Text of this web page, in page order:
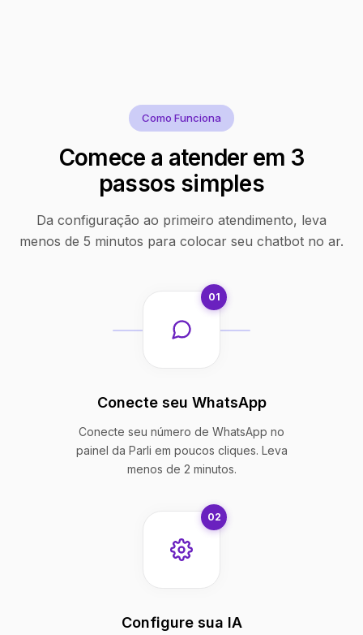
Como Funciona
Comece a atender em 3
passos simples
Da configuração ao primeiro atendimento, leva
menos de 5 minutos para colocar seu chatbot no ar.
01
Conecte seu WhatsApp
Conecte seu número de WhatsApp no
painel da Parli em poucos cliques. Leva
menos de 2 minutos.
02
Configure sua IA